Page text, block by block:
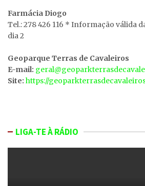
Farmácia Diogo
Tel.: 278 426 116 * Informação válida
dia 2
Geoparque Terras de Cavaleiros
E-mail:
Site: https://
LIGA-TE À RÁDIO